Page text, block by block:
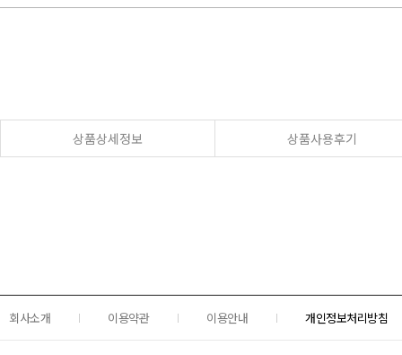
상품상세정보 상품사용후기
회사소개 이용약관 이용안내 개인정보처리방침